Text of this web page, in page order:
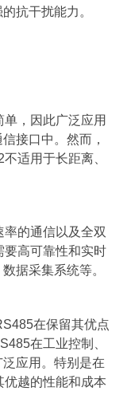
抗干扰能力。
，因此广泛应用
接口中。然而，
适用于长距离、
的通信以及全双
要高可靠性和实时
据采集系统等。
在保留其优点
在工业控制、
应用。特别是在
越的性能和成本